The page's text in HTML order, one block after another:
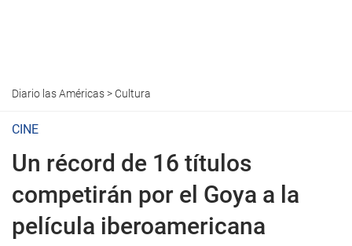
Diario las Américas> Cultura
CINE
Un récord de 16 títulos
competirán por el Goya a la
película iberoamericana